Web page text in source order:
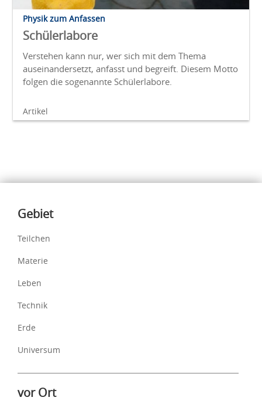
Physik zum Anfassen
Schülerlabore
Verstehen kann nur, wer sich mit dem Thema
auseinandersetzt, anfasst und begreift. Diesem Motto
folgen die sogenannte Schülerlabore.
Artikel
Inhalte
Gebiet
Teilchen
Materie
Leben
Technik
Erde
Universum
vor Ort